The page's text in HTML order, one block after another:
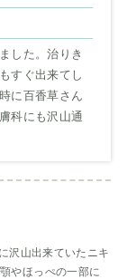
した。治りき
すぐ出来てし
に百香草さん
科にも沢山通
山出来ていたニキ
やほっぺの一部に